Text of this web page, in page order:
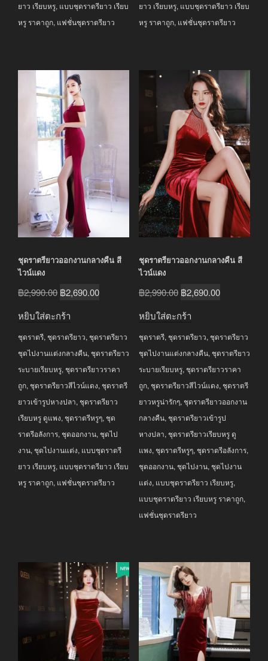
ยาว เรียบหรู, แบบชุดราตรียาว เรียบ
หรู ราคาถูก, แฟชั่นชุดราตรียาว
ยาว เรียบหรู, แบบชุดราตรียาว เรียบ
หรู ราคาถูก, แฟชั่นชุดราตรียาว
ชุดราตรียาวออกงานกลางคืน สี
ไวน์แดง
฿2,990.00 Original
฿2,990.00.
฿2,690.00Current
฿2,690.00.
หยิบใส่ตะกร้า
ชุดราตรี, ชุดราตรียาว, ชุดราตรียาว
ชุดไปงานแต่งกลางคืน, ชุดราตรียาว
ระบายเรียบหรู, ชุดราตรียาวราคา
ถูก, ชุดราตรียาวสีไวน์แดง, ชุดราตรี
ยาวเข้ารูปหางปลา, ชุดราตรียาว
เรียบหรู ดูแพง, ชุดราตรีหรูๆ, ชุด
ราตรีอลังการ, ชุดออกงาน, ชุดไป
งาน, ชุดไปงานแต่ง, แบบชุดราตรี
ยาว เรียบหรู, แบบชุดราตรียาว เรียบ
หรู ราคาถูก, แฟชั่นชุดราตรียาว
ชุดราตรียาวออกงานกลางคืน สี
ไวน์แดง
฿2,990.00 Original
฿2,990.00.
฿2,690.00Current
฿2,690.00.
หยิบใส่ตะกร้า
ชุดราตรี, ชุดราตรียาว, ชุดราตรียาว
ชุดไปงานแต่งกลางคืน, ชุดราตรียาว
ระบายเรียบหรู, ชุดราตรียาวราคา
ถูก, ชุดราตรียาวสีไวน์แดง, ชุดราตรี
ยาวหรูน่ารักๆ, ชุดราตรียาวออกงาน
กลางคืน, ชุดราตรียาวเข้ารูป
หางปลา, ชุดราตรียาวเรียบหรู ดู
แพง, ชุดราตรีหรูๆ, ชุดราตรีอลังการ,
ชุดออกงาน, ชุดไปงาน, ชุดไปงาน
แต่ง, แบบชุดราตรียาว เรียบหรู,
แบบชุดราตรียาว เรียบหรู ราคาถูก,
แฟชั่นชุดราตรียาว